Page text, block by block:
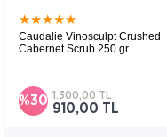
★★★★★
Caudalie Vinosculpt Crushed
Cabernet Scrub 250 gr
sıkılaşma ihtiyacına yönelik bakımı
desteklemeyi amaçlayan vücut peelingidir.
%30
910,00 TL
1.300,00 TL